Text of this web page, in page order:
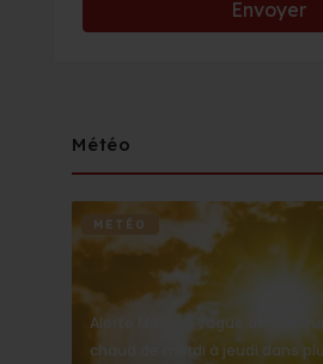
Météo
METÉO
Alerte Météo : Vague de
chaud de mardi à jeudi dans